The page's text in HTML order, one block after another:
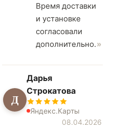
Время доставки
и установке
согласовали
дополнительно.
Д
Дарья
Строкатова
Яндекс.Карты
08.04.2026